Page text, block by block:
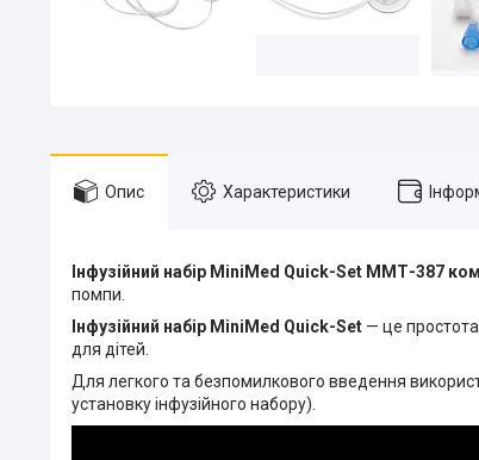
Опис Характеристики
Інфузійний набір MiniMed Quick-Set ММТ-387
помпи.
Інфузійний набір MiniMed Quick-Set — це простота
для дітей.
Для легкого та безпомилкового введення
установку інфузійного набору).